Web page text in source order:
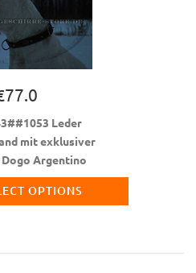
Leder
mit exklusiver
Argentino
OPTIONS